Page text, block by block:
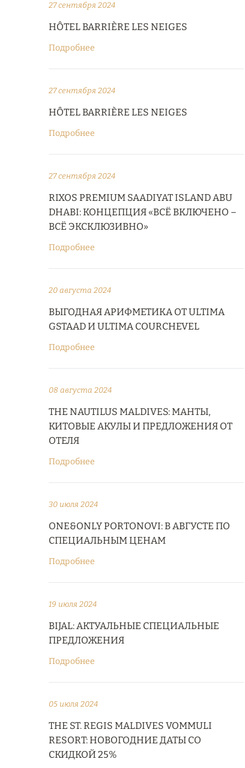
27 сентября 2024
HÔTEL BARRIÈRE LES NEIGES
Подробнее
27 сентября 2024
HÔTEL BARRIÈRE LES NEIGES
Подробнее
27 сентября 2024
RIXOS PREMIUM SAADIYAT ISLAND ABU
DHABI: КОНЦЕПЦИЯ «ВСЁ ВКЛЮЧЕНО –
ВСЁ ЭКСКЛЮЗИВНО»
Подробнее
20 августа 2024
ВЫГОДНАЯ АРИФМЕТИКА ОТ ULTIMA
GSTAAD И ULTIMA COURCHEVEL
Подробнее
08 августа 2024
THE NAUTILUS MALDIVES: МАНТЫ,
КИТОВЫЕ АКУЛЫ И ПРЕДЛОЖЕНИЯ ОТ
ОТЕЛЯ
Подробнее
30 июля 2024
ONE&ONLY PORTONOVI: В АВГУСТЕ ПО
СПЕЦИАЛЬНЫМ ЦЕНАМ
Подробнее
19 июля 2024
BIJAL: АКТУАЛЬНЫЕ СПЕЦИАЛЬНЫЕ
ПРЕДЛОЖЕНИЯ
Подробнее
05 июля 2024
THE ST. REGIS MALDIVES VOMMULI
RESORT: НОВОГОДНИЕ ДАТЫ СО
СКИДКОЙ 25%